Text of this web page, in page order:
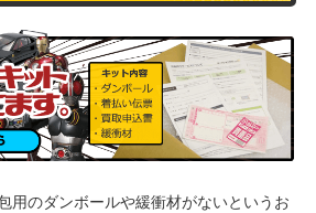
用のダンボールや緩衝材がないというお